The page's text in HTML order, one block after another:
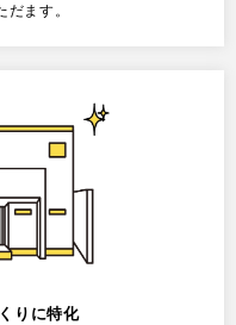
ます。
りに特化